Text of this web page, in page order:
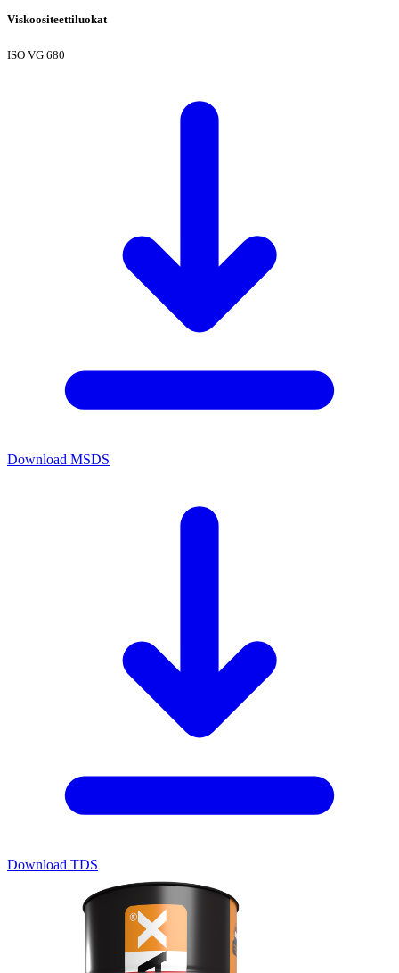
Viskoositeettiluokat
ISO VG 680
Download MSDS
Download TDS